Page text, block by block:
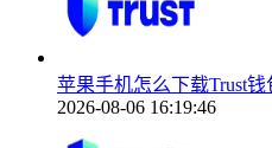
苹果手机怎么下载Trust
2026-08-06 16:19:46